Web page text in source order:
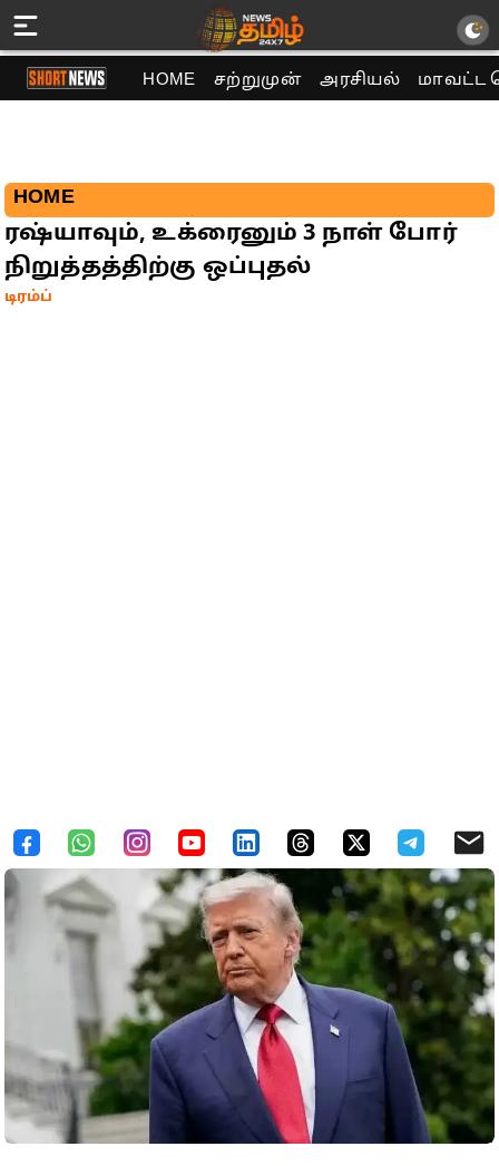
HOME சற்றுமுன் அரசியல் மாவட்ட
HOME
ரஷ்யாவும், உக்ரைனும் 3 நாள் போர்
நிறுத்தத்திற்கு ஒப்புதல்
டிரம்ப்